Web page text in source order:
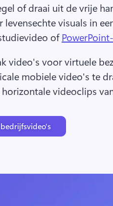
of draai uit de vrije
levensechte visuals in
of
video's voor virtuele
mobiele video's te
videoclips